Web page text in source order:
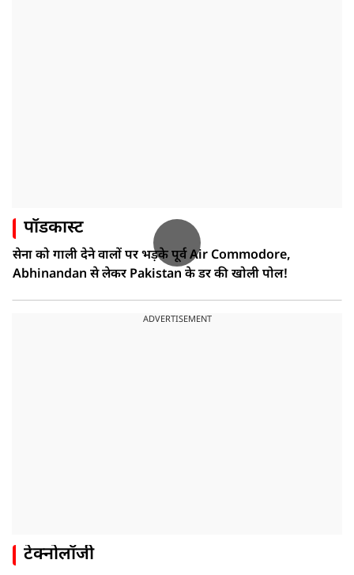
पॉडकास्ट
सेना को गाली देने वालों पर भड़के पूर्व Air Commodore,
Abhinandan से लेकर Pakistan के डर की खोली पोल!
ADVERTISEMENT
टेक्नोलॉजी